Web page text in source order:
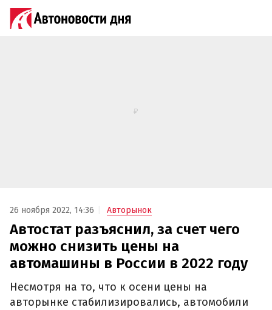
26 ноября 2022, 14:36 Авторынок
Автостат разъяснил, за счет чего
можно снизить цены на
автомашины в России в 2022 году
Несмотря на то, что к осени цены на
авторынке стабилизировались, автомобили